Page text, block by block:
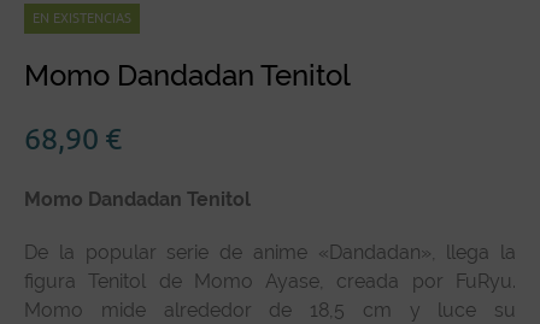
EN EXISTENCIAS
Momo Dandadan Tenitol
68,90 €
Momo Dandadan Tenitol
De la popular serie de anime «Dandadan», llega la
figura Tenitol de Momo Ayase, creada por FuRyu.
Momo mide alrededor de 18,5 cm y luce su